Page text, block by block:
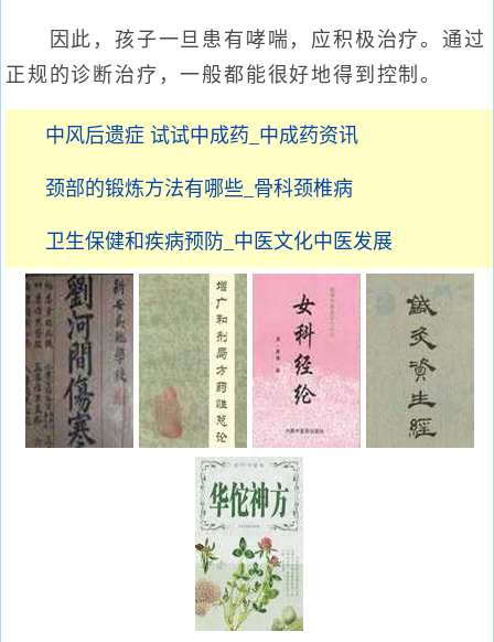
因此，孩子一旦患有哮喘，应积极治疗。通过
正规的诊断治疗，一般都能很好地得到控制。
中风后遗症 试试中成药_中成药资讯
颈部的锻炼方法有哪些_骨科颈椎病
卫生保健和疾病预防_中医文化中医发展